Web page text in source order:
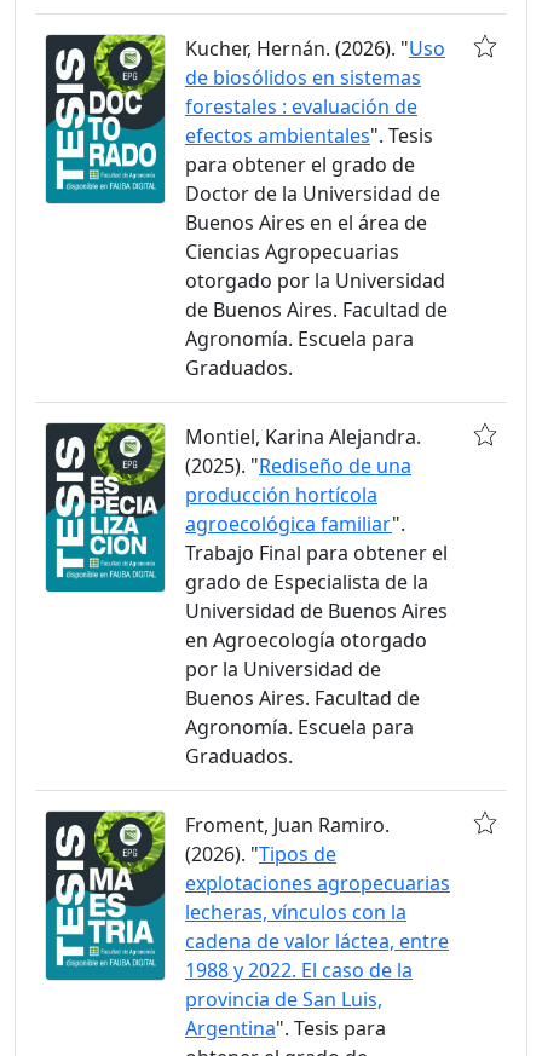
Kucher, Hernán. (2026). "Uso
de biosólidos en sistemas
forestales : evaluación de
efectos ambientales". Tesis
para obtener el grado de
Doctor de la Universidad de
Buenos Aires en el área de
Ciencias Agropecuarias
otorgado por la Universidad
de Buenos Aires. Facultad de
Agronomía. Escuela para
Graduados.
Montiel, Karina Alejandra.
(2025). "Rediseño de una
producción hortícola
agroecológica familiar".
Trabajo Final para obtener el
grado de Especialista de la
Universidad de Buenos Aires
en Agroecología otorgado
por la Universidad de
Buenos Aires. Facultad de
Agronomía. Escuela para
Graduados.
Froment, Juan Ramiro.
(2026). "Tipos de
explotaciones agropecuarias
lecheras, vínculos con la
cadena de valor láctea, entre
1988 y 2022. El caso de la
provincia de San Luis,
Argentina". Tesis para